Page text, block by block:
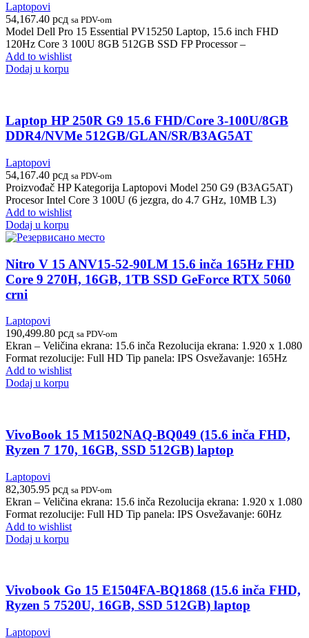
Laptopovi
54,167.40 рсд sa PDV-om
Model Dell Pro 15 Essential PV15250 Laptop, 15.6 inch FHD
120Hz Core 3 100U 8GB 512GB SSD FP Processor –
Add to wishlist
Dodaj u korpu
Laptop HP 250R G9 15.6 FHD/Core 3-100U/8GB
DDR4/NVMe 512GB/GLAN/SR/B3AG5AT
Laptopovi
54,167.40 рсд sa PDV-om
Proizvođač HP Kategorija Laptopovi Model 250 G9 (B3AG5AT)
Procesor Intel Core 3 100U (6 jezgra, do 4.7 GHz, 10MB L3)
Add to wishlist
Dodaj u korpu
Nitro V 15 ANV15-52-90LM 15.6 inča 165Hz FHD
Core 9 270H, 16GB, 1TB SSD GeForce RTX 5060
crni
Laptopovi
190,499.80 рсд sa PDV-om
Ekran – Veličina ekrana: 15.6 inča Rezolucija ekrana: 1.920 x 1.080
Format rezolucije: Full HD Tip panela: IPS Osvežavanje: 165Hz
Add to wishlist
Dodaj u korpu
VivoBook 15 M1502NAQ-BQ049 (15.6 inča FHD,
Ryzen 7 170, 16GB, SSD 512GB) laptop
Laptopovi
82,305.95 рсд sa PDV-om
Ekran – Veličina ekrana: 15.6 inča Rezolucija ekrana: 1.920 x 1.080
Format rezolucije: Full HD Tip panela: IPS Osvežavanje: 60Hz
Add to wishlist
Dodaj u korpu
Vivobook Go 15 E1504FA-BQ1868 (15.6 inča FHD,
Ryzen 5 7520U, 16GB, SSD 512GB) laptop
Laptopovi